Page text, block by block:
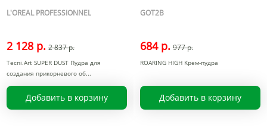
L'OREAL PROFESSIONNEL
2 128 р. 2 837 р.
Tecni.Art SUPER DUST Пудра для
создания прикорневого об
Добавить в корзину
GOT2B
684 р. 977 р.
ROARING HIGH Крем-пудра
Добавить в корзину